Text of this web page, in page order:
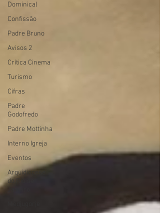
Dominical
Confissão
Padre Bruno
Avisos 2
Crítica Cinema
Turismo
Cifras
Padre
Godofredo
Padre Mottinha
Interno Igreja
Eventos
Arquidiocese
do Rio de